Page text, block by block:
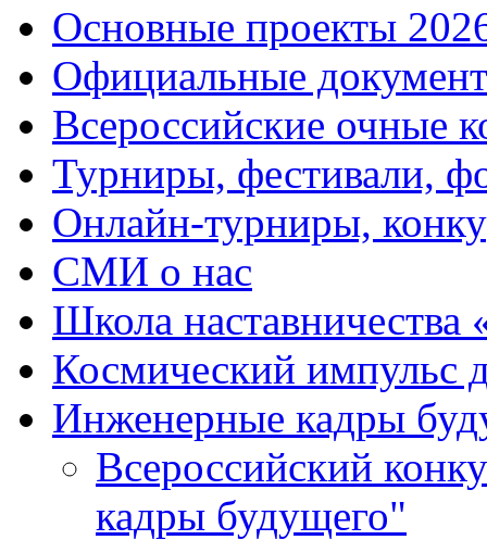
Основные проекты
Официальные
Всероссийские очные
Турниры, фестивали,
Онлайн-турниры,
СМИ о нас
Школа
Космический импульс
Инженерные кадры
Всероссийский
кадры будущего"